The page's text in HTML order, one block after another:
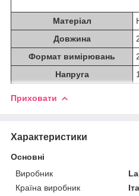
Матеріал
Довжина
Формат вимірювань
Напруга
Приховати
Характеристики
Основні
Виробник
Країна виробник